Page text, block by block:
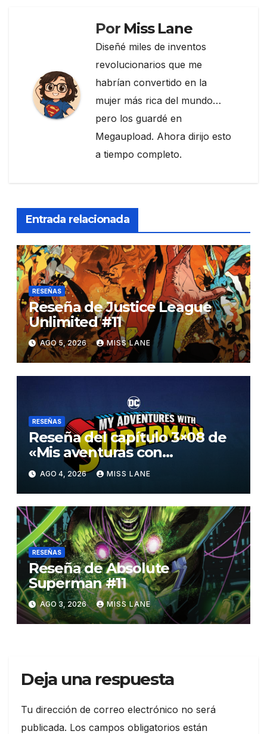
Por Miss Lane
Diseñé miles de inventos
revolucionarios que me
habrían convertido en la
mujer más rica del mundo…
pero los guardé en
Megaupload. Ahora dirijo esto
a tiempo completo.
Entrada relacionada
RESEÑAS
Reseña de Justice League
Unlimited #11
AGO 5, 2026 MISS LANE
RESEÑAS
Reseña del capítulo 3×08 de
«Mis aventuras con
Superman»
AGO 4, 2026 MISS LANE
RESEÑAS
Reseña de Absolute
Superman #11
AGO 3, 2026 MISS LANE
Deja una respuesta
Tu dirección de correo electrónico no será
publicada. Los campos obligatorios están